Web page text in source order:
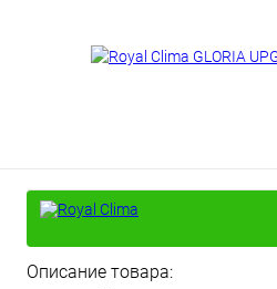
Описание товара: